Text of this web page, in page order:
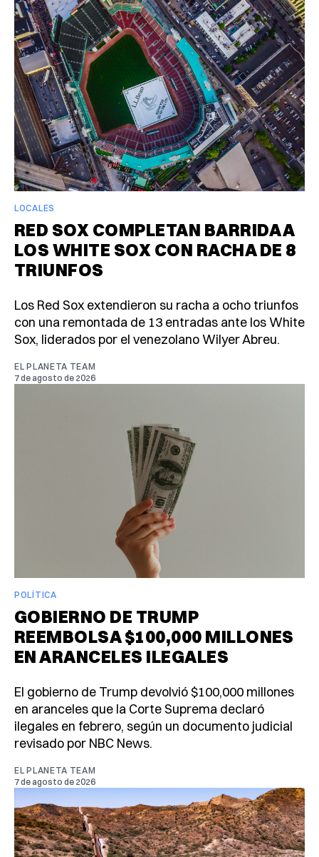
LOCALES
RED SOX COMPLETAN BARRIDA A
LOS WHITE SOX CON RACHA DE 8
TRIUNFOS
Los Red Sox extendieron su racha a ocho triunfos
con una remontada de 13 entradas ante los White
Sox, liderados por el venezolano Wilyer Abreu.
EL PLANETA TEAM
7 de agosto de 2026
POLÍTICA
GOBIERNO DE TRUMP
REEMBOLSA $100,000 MILLONES
EN ARANCELES ILEGALES
El gobierno de Trump devolvió $100,000 millones
en aranceles que la Corte Suprema declaró
ilegales en febrero, según un documento judicial
revisado por NBC News.
EL PLANETA TEAM
7 de agosto de 2026